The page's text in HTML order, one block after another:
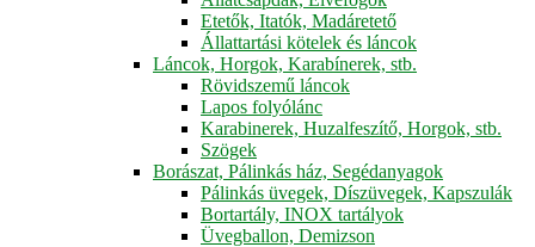
Etetők, Itatók, Madáretető
Állattartási kötelek és láncok
Láncok, Horgok, Karabínerek, stb.
Rövidszemű láncok
Lapos folyólánc
Karabinerek, Huzalfeszítő, Horgok, stb.
Szögek
Borászat, Pálinkás ház, Segédanyagok
Pálinkás üvegek, Díszüvegek, Kapszulák
Bortartály, INOX tartályok
Üvegballon, Demizson